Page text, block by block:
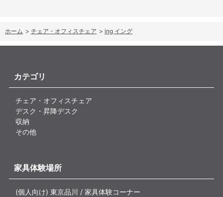
ホーム > チェア・オフィスチェア > ing イング
カテゴリ
チェア・オフィスチェア
デスク・昇降デスク
収納
その他
家具体験場所
(個人向け) 東京品川 / 家具体験コーナー